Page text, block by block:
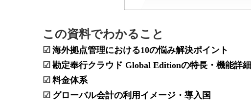
この資料でわかること
☑ 海外拠点管理における10の悩み解決ポイント
☑ 勘定奉行クラウド Global Editionの特長・機能詳細
☑ 料金体系
☑ グローバル会計の利用イメージ・導入国